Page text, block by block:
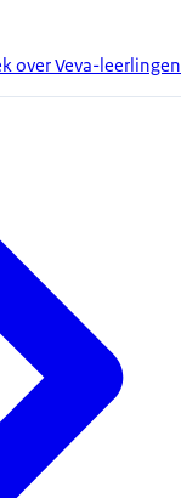
over Veva-leerlingen